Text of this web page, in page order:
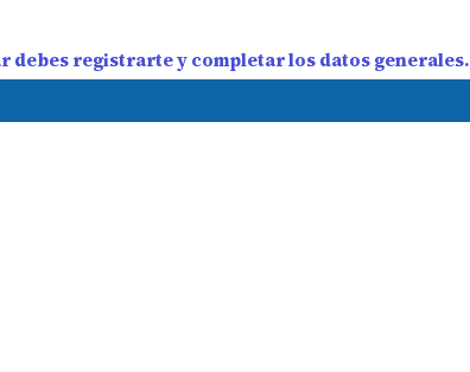
debes registrarte y completar los datos generales.